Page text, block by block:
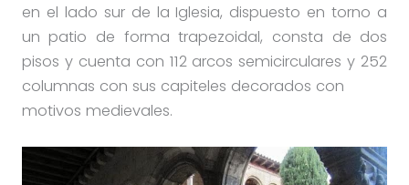
en el lado sur de la Iglesia, dispuesto en torno a
un patio de forma trapezoidal, consta de dos
pisos y cuenta con 112 arcos semicirculares y 252
columnas con sus capiteles decorados con
motivos medievales.